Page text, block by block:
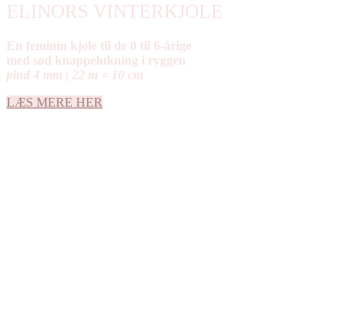
ELINORS VINTERKJOLE
En feminin kjole til de 0 til 6-årige
med sød knappelukning i ryggen
pind 4 mm | 22 m = 10 cm
LÆS MERE HER